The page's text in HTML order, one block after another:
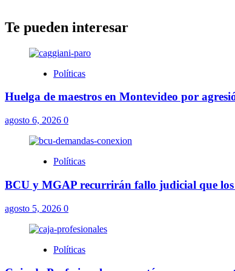
Te pueden interesar
Políticas
Huelga de maestros en Montevideo por
agosto 6, 2026 0
Políticas
BCU y MGAP recurrirán fallo judicial que
agosto 5, 2026 0
Políticas